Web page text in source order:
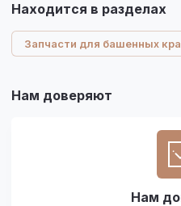
Находится в разделах
Запчасти для башенных
Нам доверяют
Нам